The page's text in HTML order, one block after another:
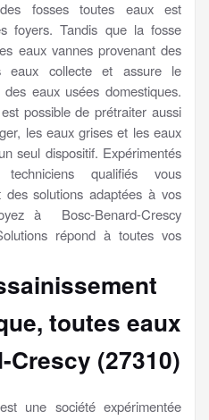
fosses toutes eaux est
foyers. Tandis que la fosse
eaux vannes provenant des
eaux collecte et assure le
eaux usées domestiques.
possible de prétraiter aussi
les eaux grises et les eaux
seul dispositif. Expérimentés
qualifiés vous
des solutions adaptées à vos
à Bosc-Benard-Crescy
répond à toutes vos
toutes eaux
(27310)
une société expérimentée